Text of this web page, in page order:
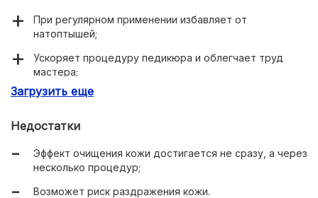
При регулярном применении избавляет от
натоптышей;
Ускоряет процедуру педикюра и облегчает труд
мастера;
Удобная бутылочка с носиком для дозирования
Доступная цена.
Загрузить еще
Недостатки
Эффект очищения кожи достигается не сразу, а через
несколько процедур;
Возможет риск раздражения кожи.